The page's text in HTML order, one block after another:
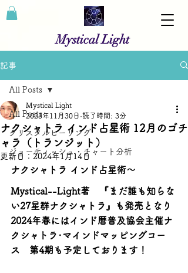
Mystical Light
記事
All Posts
クリスタルヒーリング
ジョーティッシュ・チャート分析
All Posts
ナクシャトラ インド占星術 12月のゴチ
ャラ（トランジット）
Mystical Light
2023年11月30日 読了時間: 3分
更新日： 2024年1月14日
ナクシャトラ インド占星術～
Mystical--Light著　『まだ誰も知らな
い27星群ナクシャトラ』も発売となり
2024年春にはインド暦普及協会主催ナ
クシャトラ･マインドマッピングコー
ス　第4期も予定しております！